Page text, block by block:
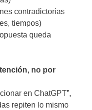
contradictorias
tiempos)
queda
no por
en ChatGPT”,
repiten lo mismo